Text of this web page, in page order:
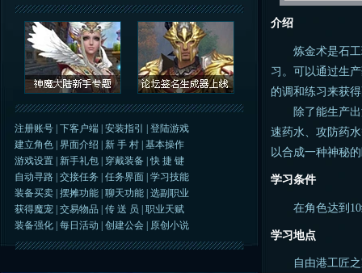
注册账号 |下客户端 |安装指引 |登陆游戏
建立角色 |界面介绍 新 手 村 |基本操作
游戏设置
新手礼包 穿戴装备 |快 捷 键
自动寻路 |交接任务 |任务界面 |学习技能
装备买卖 |摆摊功能 |聊天功能 |选副职业
获得魔宠 |交易物品 |传 送 员 |职业天赋
装备强化 |每日活动 |创建公会 原创小说
介绍
炼金术是石工
习。可以通过生
的调和练习来获
除了能生产出
速药水、攻防药
以合成一种神秘
学习条件
在角色达到10
学习地点
自由港工匠之